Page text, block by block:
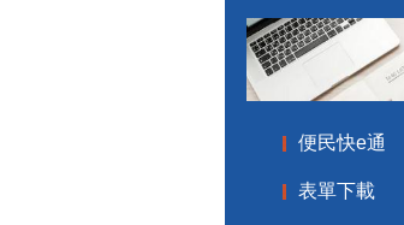
便民快e通
表單下載